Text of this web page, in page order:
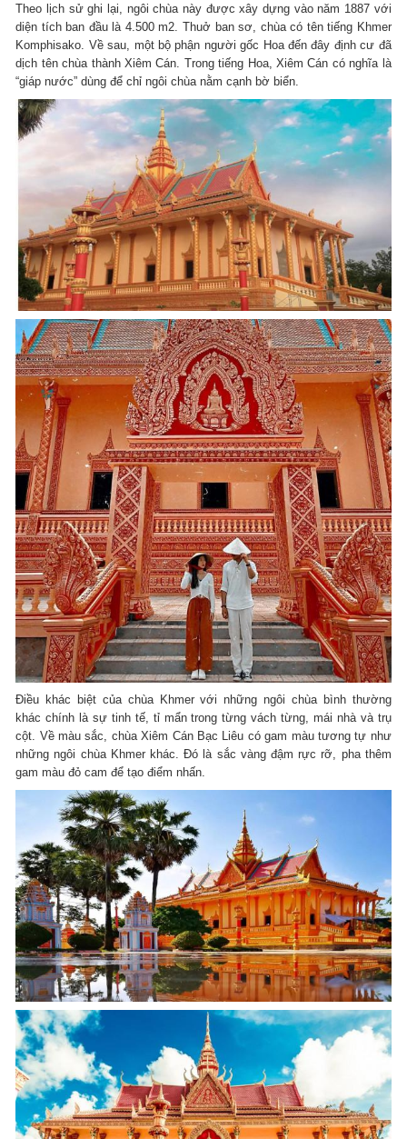
Theo lịch sử ghi lại, ngôi chùa này được xây dựng vào năm 1887 với
diện tích ban đầu là 4.500 m2. Thuở ban sơ, chùa có tên tiếng Khmer
Komphisako. Về sau, một bộ phận người gốc Hoa đến đây định cư đã
dịch tên chùa thành Xiêm Cán. Trong tiếng Hoa, Xiêm Cán có nghĩa là
“giáp nước” dùng để chỉ ngôi chùa nằm cạnh bờ biển.
Điều khác biệt của chùa Khmer với những ngôi chùa bình thường
khác chính là sự tinh tế, tỉ mẩn trong từng vách từng, mái nhà và trụ
cột. Về màu sắc, chùa Xiêm Cán Bạc Liêu có gam màu tương tự như
những ngôi chùa Khmer khác. Đó là sắc vàng đậm rực rỡ, pha thêm
gam màu đỏ cam để tạo điểm nhấn.